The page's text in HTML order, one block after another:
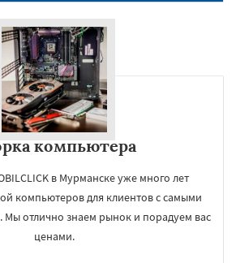
компьютера
в Мурманске уже много лет
компьютеров для клиентов с самыми
Мы отлично знаем рынок и порадуем вас
ценами.